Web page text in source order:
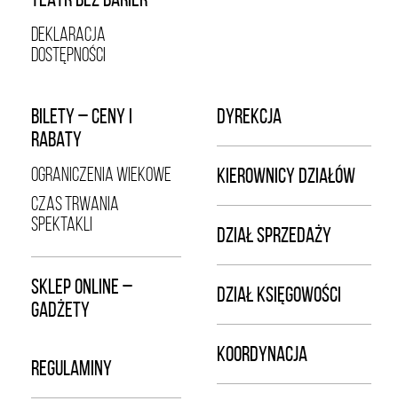
DEKLARACJA
DOSTĘPNOŚCI
BILETY – CENY I
RABATY
OGRANICZENIA WIEKOWE
CZAS TRWANIA
SPEKTAKLI
SKLEP ONLINE –
GADŻETY
REGULAMINY
DYREKCJA
KIEROWNICY DZIAŁÓW
DZIAŁ SPRZEDAŻY
DZIAŁ KSIĘGOWOŚCI
KOORDYNACJA